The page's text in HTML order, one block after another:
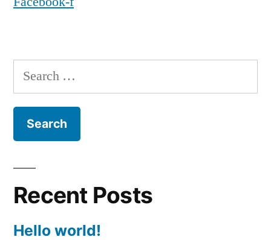
Search
for:
Recent Posts
Hello world!